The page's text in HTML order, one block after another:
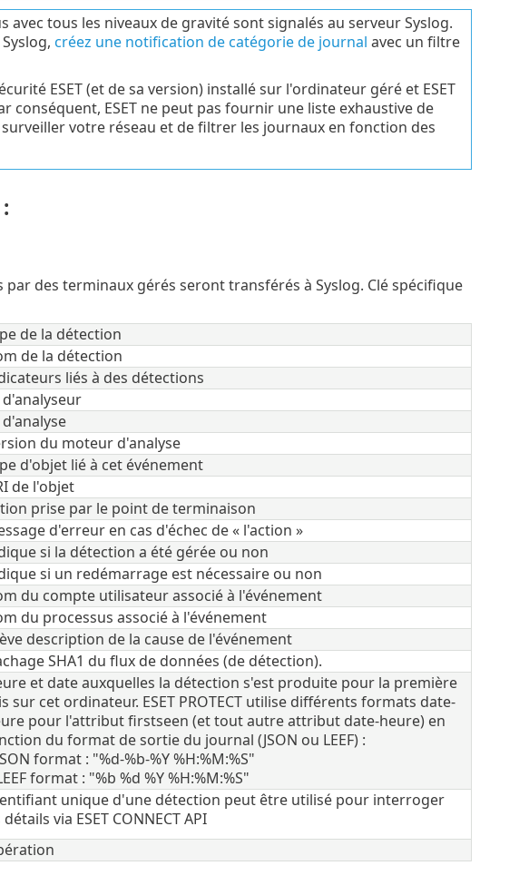
avec tous les niveaux de gravité sont signalés au serveur Syslog.
créez une notification de catégorie de journal avec un filtre
ESET (et de sa version) installé sur l'ordinateur géré et ESET
conséquent, ESET ne peut pas fournir une liste exhaustive de
votre réseau et de filtrer les journaux en fonction des
des terminaux gérés seront transférés à Syslog. Clé spécifique
de la détection
de la détection
liés à des détections
du moteur d'analyse
d'objet lié à cet événement
de l'objet
prise par le point de terminaison
d'erreur en cas d'échec de « l'action »
si la détection a été gérée ou non
si un redémarrage est nécessaire ou non
du compte utilisateur associé à l'événement
du processus associé à l'événement
description de la cause de l'événement
SHA1 du flux de données (de détection).
et date auxquelles la détection s'est produite pour la première
sur cet ordinateur. ESET PROTECT utilise différents formats date-
pour l'attribut firstseen (et tout autre attribut date-heure) en
du format de sortie du journal (JSON ou LEEF) :
format : "%d-%b-%Y %H:%M:%S"
format : "%b %d %Y %H:%M:%S"
unique d'une détection peut être utilisé pour interroger
détails via ESET CONNECT API